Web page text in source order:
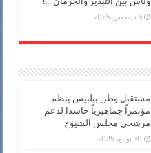
6 ديسمبر، 2025
مستقبل وطن ببلبيس ينظم
مؤتمراً جماهيرياً حاشدا لدعم
مرشحي مجلس الشيوخ
30 يوليو، 2025